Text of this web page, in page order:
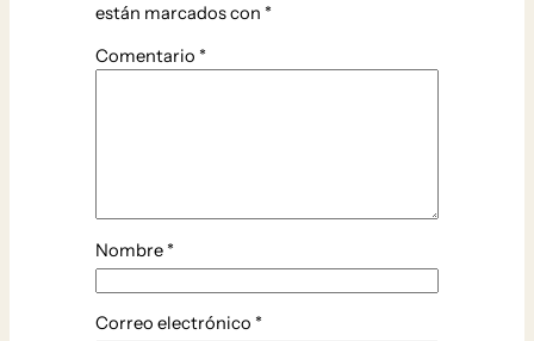
están marcados con *
Comentario *
Nombre *
Correo electrónico *